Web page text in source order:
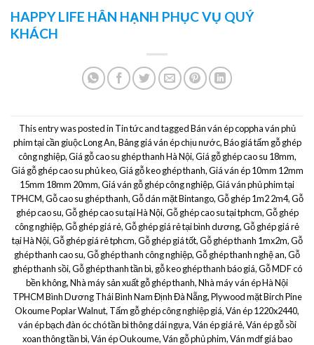
HAPPY LIFE HÂN HẠNH PHỤC VỤ QUÝ
KHÁCH
This entry was posted in Tin tứcand taggedBán ván ép coppha ván phủ
phim tại cần giuộc Long An,Bảng giá ván ép chịu nước,Báo giá tấm gỗ ghép
công nghiệp,Giá gỗ cao su ghép thanh Hà Nội,Giá gỗ ghép cao su 18mm,
Giá gỗ ghép cao su phủ keo,Giá gỗ keo ghép thanh,Giá ván ép 10mm 12mm
15mm 18mm 20mm,Giá ván gỗ ghép công nghiệp,Giá ván phủ phim tại
TPHCM,Gỗ cao su ghép thanh,Gỗ dán mặt Bintango,Gỗ ghép 1m2 2m4,Gỗ
ghép cao su,Gỗ ghép cao su tại Hà Nội,Gỗ ghép cao su tại tphcm,Gỗ ghép
công nghiệp,Gỗ ghép giá rẻ,Gỗ ghép giá rẻ tại bình dương,Gỗ ghép giá rẻ
tại Hà Nội,Gỗ ghép giá rẻ tphcm,Gỗ ghép giá tốt,Gỗ ghép thanh 1mx2m,Gỗ
ghép thanh cao su,Gỗ ghép thanh công nghiệp,Gỗ ghép thanh nghệ an,Gỗ
ghép thanh sồi,Gỗ ghép thanh tần bì, gỗ keo ghép thanh báo giá,Gỗ MDF có
bền không,Nhà máy sản xuất gỗ ghép thanh,Nhà máy ván ép Hà Nội
TPHCM Bình Dương Thái Bình Nam Định Đà Nẵng,Plywood mặt Birch Pine
Okoume Poplar Walnut, Tấm gỗ ghép công nghiệp giá,Ván ép 1220x2440,
ván ép bạch đàn óc chó tần bì thông dái ngựa,Ván ép giá rẻ,Ván ép gỗ sồi
xoan thông tần bì,Ván ép Oukoume,Ván gỗ phủ phim,Ván mdf giá bao